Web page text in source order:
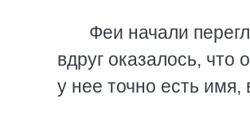
Феи начали
вдруг оказалось, что
у нее точно есть имя,